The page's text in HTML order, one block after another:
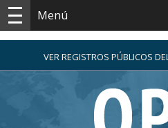
Menú
VER REGISTROS PÚBLICOS